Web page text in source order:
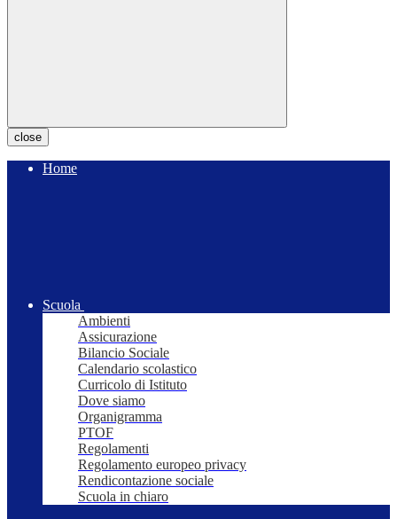
close
Home
Scuola
Ambienti
Assicurazione
Bilancio Sociale
Calendario scolastico
Curricolo di Istituto
Dove siamo
Organigramma
PTOF
Regolamenti
Regolamento europeo privacy
Rendicontazione sociale
Scuola in chiaro